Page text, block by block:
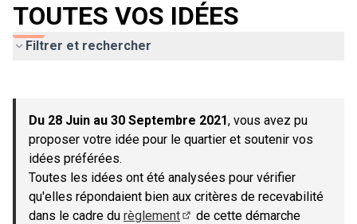
TOUTES VOS IDÉES
Filtrer et rechercher
−
Du 28 Juin au 30 Septembre 2021, vous avez pu
proposer votre idée pour le quartier et soutenir vos
idées préférées.
Toutes les idées ont été analysées pour vérifier
qu'elles répondaient bien aux critères de recevabilité
dans le cadre du règlement
de cette démarche